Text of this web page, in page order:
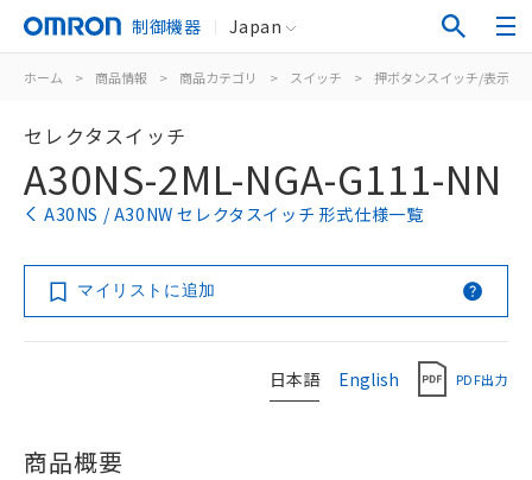
制御機器 Japan
ホーム > 商品情報 > 商品カテゴリ > スイッチ > 押ボタンスイッチ/表示灯
セレクタスイッチ
A30NS-2ML-NGA-G111-NN
A30NS / A30NW セレクタスイッチ 形式仕様一覧
マイリストに追加
日本語 English PDF出力
商品概要